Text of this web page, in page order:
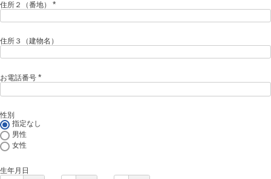
住所２（番地）
必
)
住所３（建物名）
お電話番号
必
性別
指定なし
男性
女性
生年月日